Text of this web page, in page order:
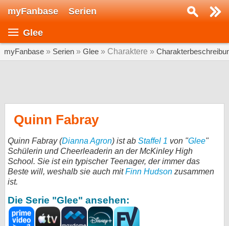
myFanbase Serien
Glee
myFanbase » Serien » Glee » Charaktere »
Quinn Fabray
Quinn Fabray (Dianna Agron) ist ab Staffel 1 von "Glee"
Schülerin und Cheerleaderin an der McKinley High
School. Sie ist ein typischer Teenager, der immer das
Beste will, weshalb sie auch mitFinn Hudson zusammen
ist.
Die Serie "Glee" ansehen:
Serie suchen...
SERIEN
KULTUR
Specials
Gewinnspiele
Forum